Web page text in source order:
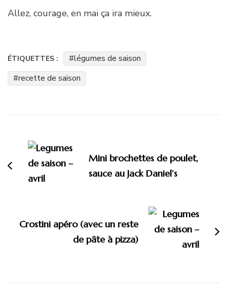
Allez, courage, en mai ça ira mieux.
ÉTIQUETTES :
légumes de saison
recette de saison
d'article
Mini brochettes de poulet,
sauce au Jack Daniel’s
Crostini apéro (avec un reste
de pâte à pizza)